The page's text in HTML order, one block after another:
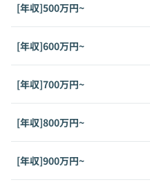
[年収]500万円~
[年収]600万円~
[年収]700万円~
[年収]800万円~
[年収]900万円~